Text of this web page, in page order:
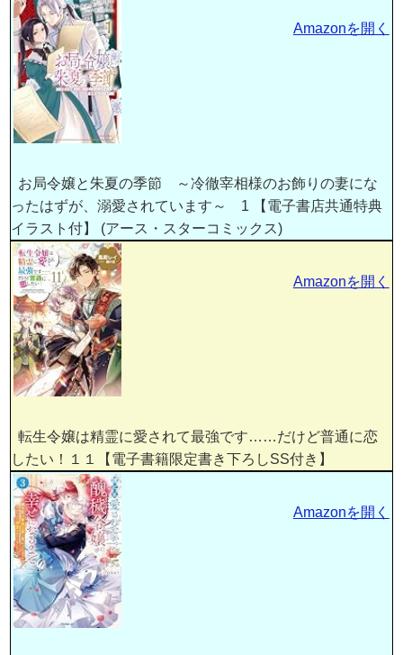
お局令嬢と朱夏の季節 ～冷徹宰相様のお飾りの妻にな
ったはずが、溺愛されています～ 1 【電子書店共通特典
イラスト付】 (アース・スターコミックス)
Amazonを開く
転生令嬢は精霊に愛されて最強です……だけど普通に恋
したい！１１【電子書籍限定書き下ろしSS付き】
Amazonを開く
Amazonを開く